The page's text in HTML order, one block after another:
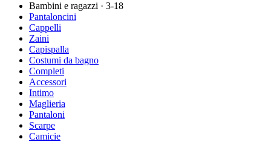
Bambini e ragazzi · 3-18
Pantaloncini
Cappelli
Zaini
Capispalla
Costumi da bagno
Completi
Accessori
Intimo
Maglieria
Pantaloni
Scarpe
Camicie